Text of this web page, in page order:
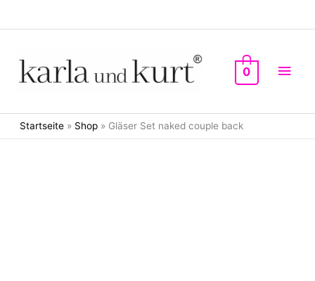
0
Startseite » Shop » Gläser Set naked couple back